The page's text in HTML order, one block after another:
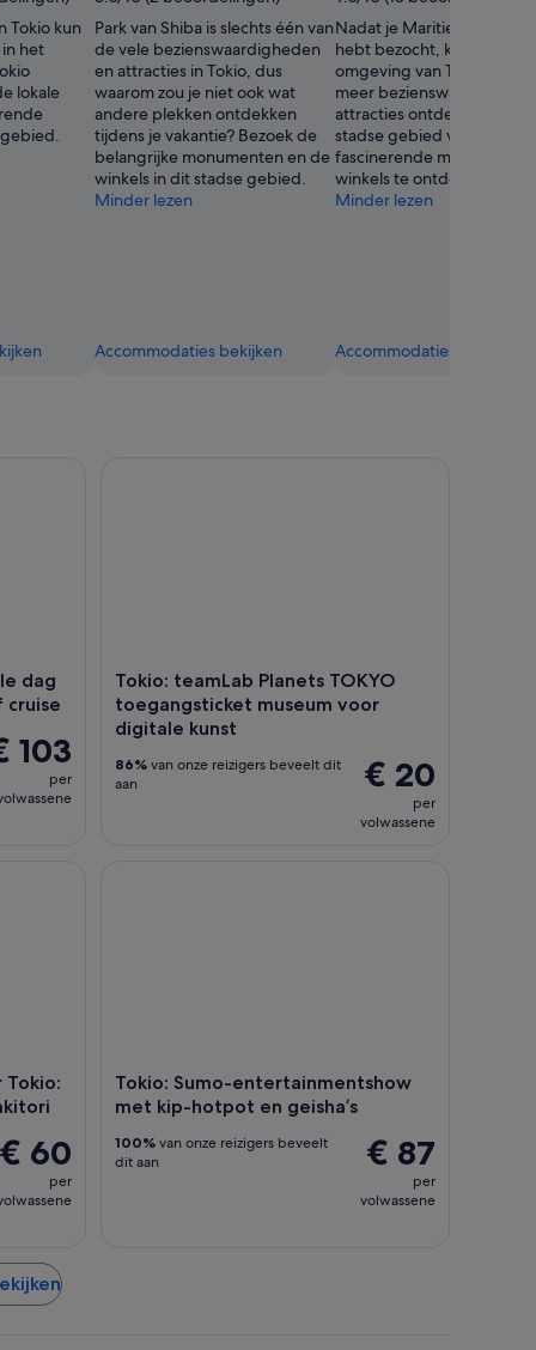
Tokio kun
het
lokale
Park van Shiba is slechts één van
de vele bezienswaardigheden
en attracties in Tokio, dus
waarom zou je niet ook wat
andere plekken ontdekken
tijdens je vakantie? Bezoek de
belangrijke monumenten en de
winkels in dit stadse gebied.
Minder lezen
Accommodaties bekijken
Nadat je Maritiem park
hebt bezocht, kun je in de
omgeving van Tokio nog
meer
attracties ontdekken. Vier
stadse gebied vakantie
fascinerende musea en de
winkels te ontdekken.
Minder lezen
Accommodaties bekijken
dag
cruise
103
per
Tokio: teamLab Planets TOKYO
toegangsticket museum voor
digitale kunst
€ 20
per
volwassene
86% van onze reizigers beveelt dit
aan
€ 60
per
Tokio: Sumo-entertainmentshow
met kip-hotpot en geisha’s
€ 87
per
volwassene
100% van onze reizigers beveelt
dit aan